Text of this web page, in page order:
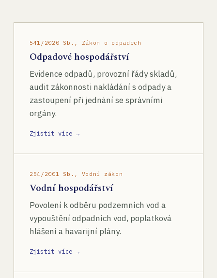
541/2020 Sb., Zákon o odpadech
Odpadové hospodářství
Evidence odpadů, provozní řády skladů,
audit zákonnosti nakládání s odpady a
zastoupení při jednání se správními
orgány.
Zjistit více →
254/2001 Sb., Vodní zákon
Vodní hospodářství
Povolení k odběru podzemních vod a
vypouštění odpadních vod, poplatková
hlášení a havarijní plány.
Zjistit více →